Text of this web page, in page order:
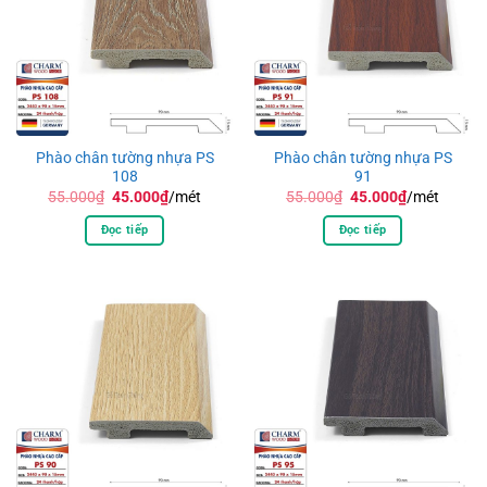
Phào chân tường nhựa PS
108
55.000₫ Giá
là:
55.000₫.
45.000₫Giá
hiện
/mét
Đọc tiếp
Phào chân tường nhựa PS
91
55.000₫ Giá
là:
55.000₫.
45.000₫Giá
hiện
/mét
Đọc tiếp